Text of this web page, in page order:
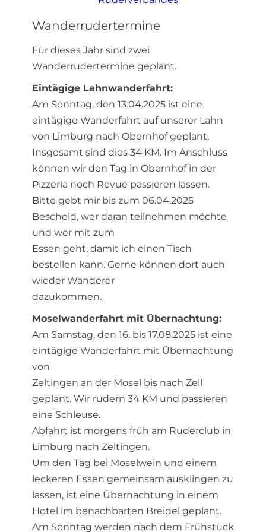
Wanderrudertermine
Für dieses Jahr sind zwei
Wanderrudertermine geplant.
Eintägige Lahnwanderfahrt:
Am Sonntag, den 13.04.2025 ist eine
eintägige Wanderfahrt auf unserer Lahn
von Limburg nach Obernhof geplant.
Insgesamt sind dies 34 KM. Im Anschluss
können wir den Tag in Obernhof in der
Pizzeria noch Revue passieren lassen.
Bitte gebt mir bis zum 06.04.2025
Bescheid, wer daran teilnehmen möchte
und wer mit zum
Essen geht, damit ich einen Tisch
bestellen kann. Gerne können dort auch
wieder Wanderer
dazukommen.
Moselwanderfahrt mit Übernachtung:
Am Samstag, den 16. bis 17.08.2025 ist eine
eintägige Wanderfahrt mit Übernachtung
von
Zeltingen an der Mosel bis nach Zell
geplant. Wir rudern 34 KM und passieren
eine Schleuse.
Abfahrt ist morgens früh am Ruderclub in
Limburg nach Zeltingen.
Um den Tag bei Moselwein und einem
leckeren Essen gemeinsam ausklingen zu
lassen, ist eine Übernachtung in einem
Hotel im benachbarten Breidel geplant.
Am Sonntag werden nach dem Frühstück